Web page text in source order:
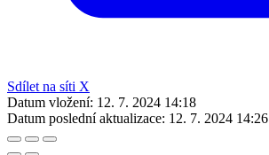
Sdílet na síti X
Datum vložení: 12. 7. 2024 14:18
Datum poslední aktualizace: 12. 7. 2024 14:26